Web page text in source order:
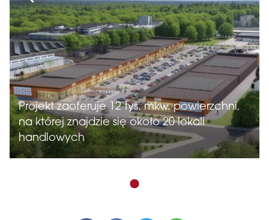
Projekt zaoferuje 12 tys. mkw. powierzchni,
na której znajdzie się około 20 lokali
handlowych